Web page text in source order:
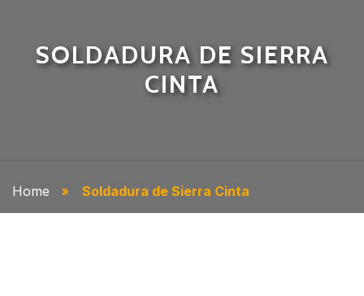
SOLDADURA DE SIERRA
CINTA
Home Soldadura de Sierra Cinta